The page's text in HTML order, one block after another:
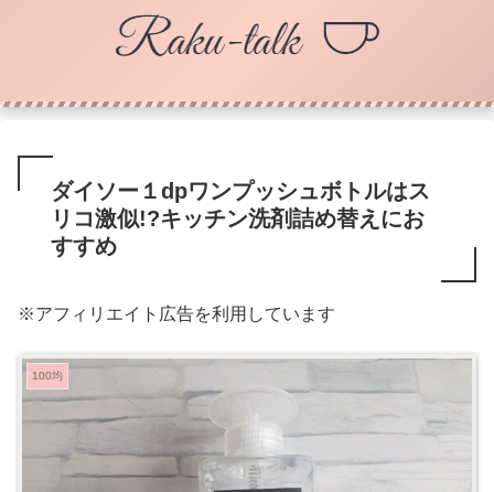
ダイソー１dpワンプッシュボトルはス
リコ激似!?キッチン洗剤詰め替えにお
すすめ
※アフィリエイト広告を利用しています
100均